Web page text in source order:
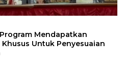
Mendapatkan
Untuk Penyesuaian